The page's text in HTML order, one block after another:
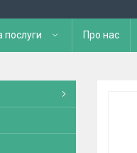
послуги Про нас